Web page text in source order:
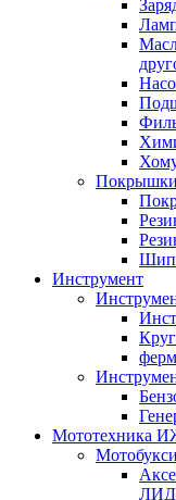
Покрышки
Инструмент